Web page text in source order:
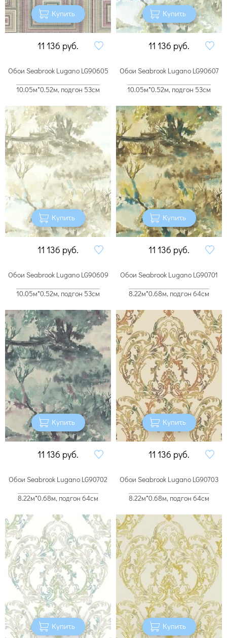
Купить
11 136 руб.
Купить
11 136 руб.
Обои Seabrook Lugano LG90605
10.05м*0.52м, подгон 53см
Купить
11 136 руб.
Обои Seabrook Lugano LG90607
10.05м*0.52м, подгон 53см
Купить
11 136 руб.
Обои Seabrook Lugano LG90609
10.05м*0.52м, подгон 53см
Купить
11 136 руб.
Обои Seabrook Lugano LG90701
8.22м*0.68м, подгон 64см
Купить
11 136 руб.
Обои Seabrook Lugano LG90702
8.22м*0.68м, подгон 64см
Купить
Обои Seabrook Lugano LG90703
8.22м*0.68м, подгон 64см
Купить